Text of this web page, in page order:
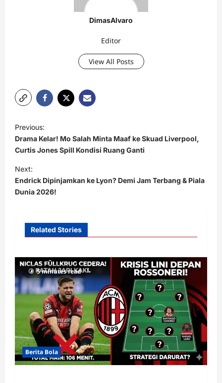
DimasAlvaro
Editor
View All Posts
o
s
t
n
a
a
t
i
o
Previous:
Drama Kelar! Mo Salah Minta Maaf ke Skuad Liverpool,
Curtis Jones Spill Kondisi Ruang Ganti
Next:
Endrick Dipinjamkan ke Lyon? Demi Jam Terbang & Piala
Dunia 2026!
Related Stories
5 minutes read
Berita Bola